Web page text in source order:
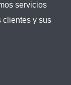
servicios
clientes y sus